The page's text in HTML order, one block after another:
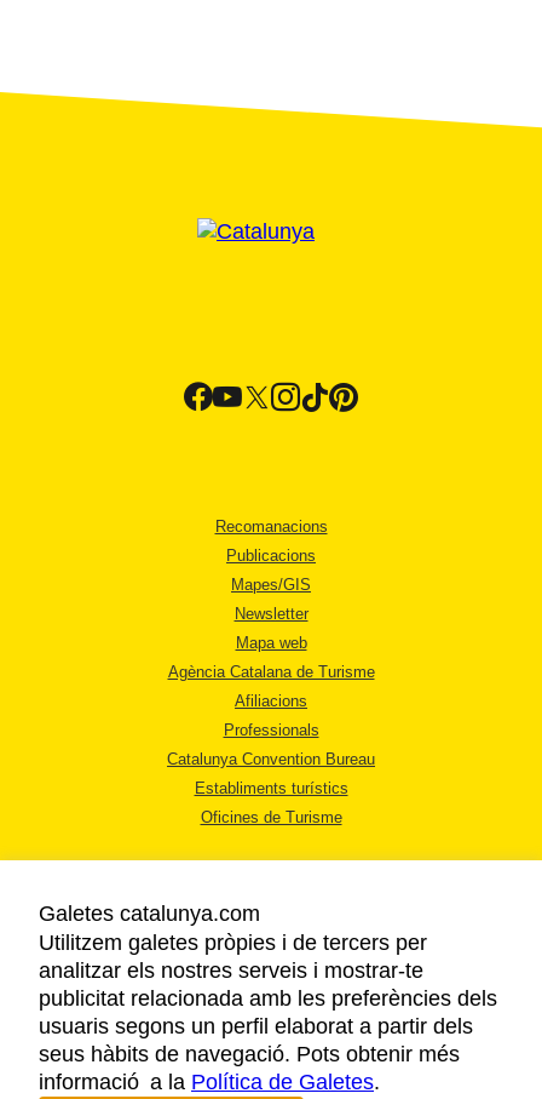
Recomanacions
Publicacions
Mapes/GIS
Newsletter
Mapa web
Agència Catalana de Turisme
Afiliacions
Professionals
Catalunya Convention Bureau
Establiments turístics
Oficines de Turisme
AVÍS LEGAL
POLÍTICA DE PRIVACITAT
COOKIES
ACCESSIBILITAT
Galetes catalunya.com
Utilitzem galetes pròpies i de tercers per
analitzar els nostres serveis i mostrar-te
publicitat relacionada amb les preferències dels
usuaris segons un perfil elaborat a partir dels
seus hàbits de navegació. Pots obtenir més
informació a la Política de Galetes.